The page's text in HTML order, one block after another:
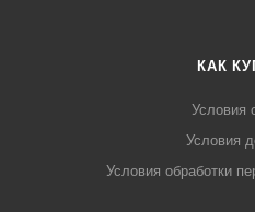
КАК
Условия
Условия
Условия обработки